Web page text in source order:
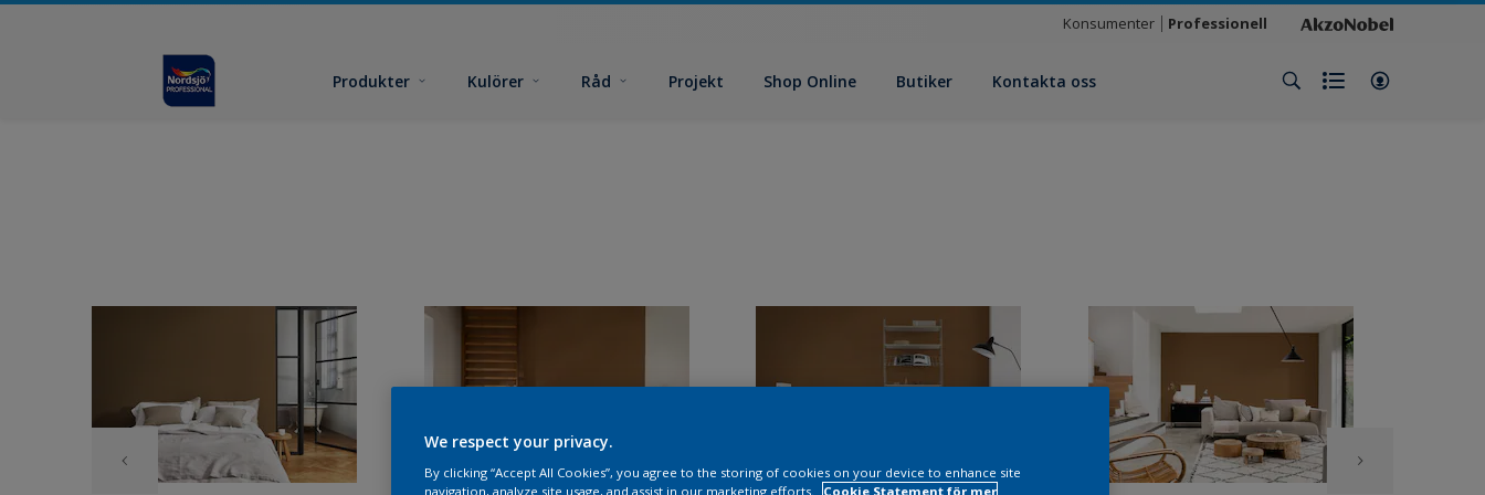
Konsumenter Professionell
Produkter Kulörer Råd Projekt Shop Online Butiker Kontakta oss
We respect your privacy.
By clicking “Accept All Cookies”, you agree to the storing of cookies on your device to enhance site
navigation, analyze site usage, and assist in our marketing efforts.
Cookie Statement för mer